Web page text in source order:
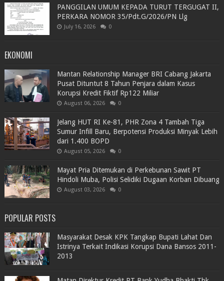
PANGGILAN UMUM KEPADA TURUT TERGUGAT II,
PERKARA NOMOR 35/Pdt.G/2026/PN Llg
July 16, 2026 0
EKONOMI
Mantan Relationship Manager BRI Cabang Jakarta
Pusat Dituntut 8 Tahun Penjara dalam Kasus
Korupsi Kredit Fiktif Rp122 Miliar
August 06, 2026 0
Jelang HUT RI Ke-81, PHR Zona 4 Tambah Tiga
Sumur Infill Baru, Berpotensi Produksi Minyak Lebih
dari 1.400 BOPD
August 05, 2026 0
Mayat Pria Ditemukan di Perkebunan Sawit PT
Hindoli Muba, Polisi Selidiki Dugaan Korban Dibuang
August 03, 2026 0
POPULAR POSTS
Masyarakat Desak KPK Tangkap Bupati Lahat Dan
Istrinya Terkait Indikasi Korupsi Dana Bansos 2011-
2013